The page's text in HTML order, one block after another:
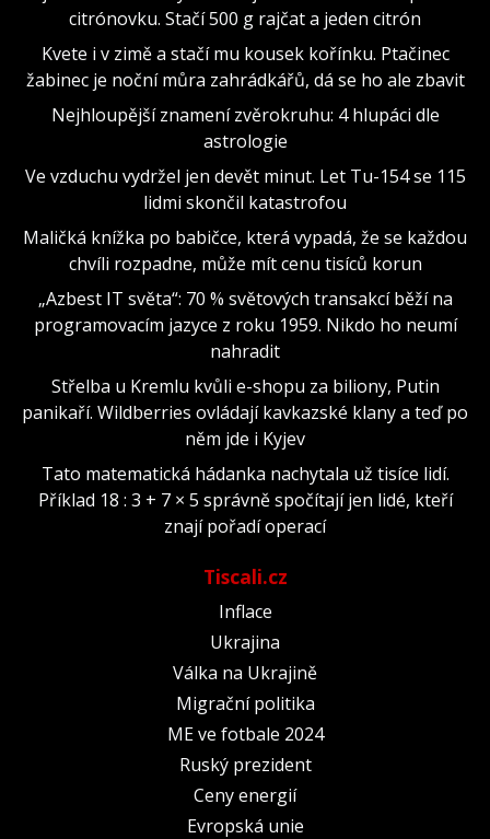
citrónovku. Stačí 500 g rajčat a jeden citrón
Kvete i v zimě a stačí mu kousek kořínku. Ptačinec
žabinec je noční můra zahrádkářů, dá se ho ale zbavit
Nejhloupější znamení zvěrokruhu: 4 hlupáci dle
astrologie
Ve vzduchu vydržel jen devět minut. Let Tu-154 se 115
lidmi skončil katastrofou
Maličká knížka po babičce, která vypadá, že se každou
chvíli rozpadne, může mít cenu tisíců korun
„Azbest IT světa“: 70 % světových transakcí běží na
programovacím jazyce z roku 1959. Nikdo ho neumí
nahradit
Střelba u Kremlu kvůli e-shopu za biliony, Putin
panikaří. Wildberries ovládají kavkazské klany a teď po
něm jde i Kyjev
Tato matematická hádanka nachytala už tisíce lidí.
Příklad 18 : 3 + 7 × 5 správně spočítají jen lidé, kteří
znají pořadí operací
Tiscali.cz
Inflace
Ukrajina
Válka na Ukrajině
Migrační politika
ME ve fotbale 2024
Ruský prezident
Ceny energií
Evropská unie